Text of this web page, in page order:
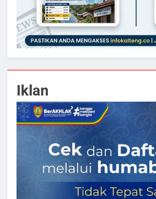
Iklan